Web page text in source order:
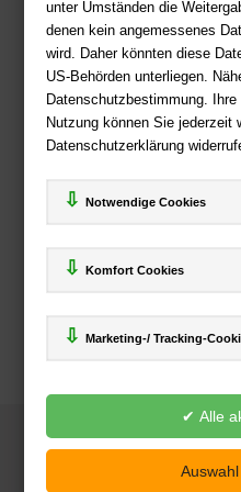
unter Umständen die
denen kein angemessenes
wird. Daher könnten diese
US-Behörden unterliegen.
Datenschutzbestimmung.
Nutzung können Sie jederzeit
Datenschutzerklärung
Notwendige Cookies
Komfort Cookies
Marketing-/ Tracking-
Sicherer Online Shop und
Viele Zahlungsmethoden wie
Zahlweisen
Deutsche-
www.deutsche-buchhandlung.de